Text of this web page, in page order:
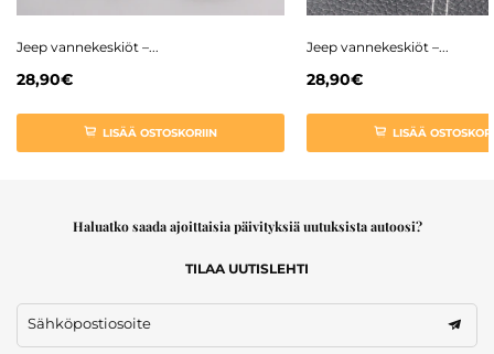
Jeep vannekeskiöt –...
28,90€
LISÄÄ OSTOSKORIIN
Jeep vannekeskiöt –...
28,90€
LISÄÄ
Haluatko saada ajoittaisia päivityksiä uutuksista autoosi?
TILAA UUTISLEHTI
Sähköpostiosoite